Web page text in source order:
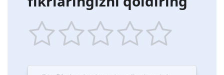
star
stars
stars
stars
stars